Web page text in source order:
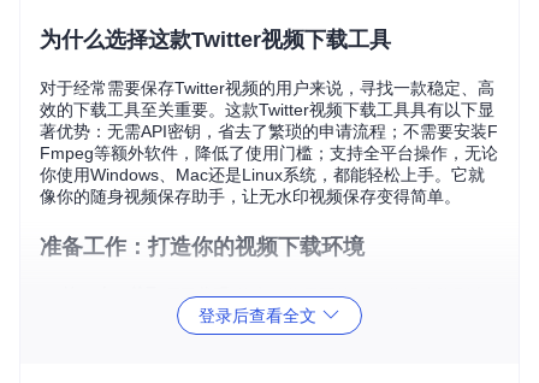
为什么选择这款Twitter视频下载工具
对于经常需要保存Twitter视频的用户来说，寻找一款稳定、高
效的下载工具至关重要。这款Twitter视频下载工具具有以下显
著优势：无需API密钥，省去了繁琐的申请流程；不需要安装F
Fmpeg等额外软件，降低了使用门槛；支持全平台操作，无论
你使用Windows、Mac还是Linux系统，都能轻松上手。它就
像你的随身视频保存助手，让无水印视频保存变得简单。
准备工作：打造你的视频下载环境
第一步：获取项目代码首先，你需要将项目代码克隆到本
地。打开终端，输入以下命令：
登录后查看全文